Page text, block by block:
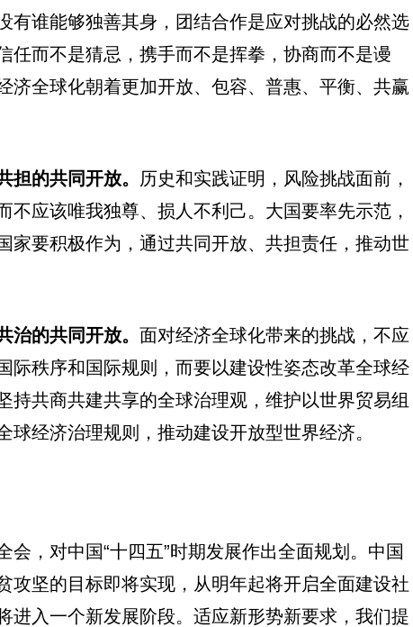
有谁能够独善其身，团结合作是应对挑战的必然选
任而不是猜忌，携手而不是挥拳，协商而不是谩
济全球化朝着更加开放、包容、普惠、平衡、共赢
的共同开放。 历史和实践证明，风险挑战面前，
不应该唯我独尊、损人不利己。大国要率先示范，
家要积极作为，通过共同开放、共担责任，推动世
的共同开放。 面对经济全球化带来的挑战，不应
际秩序和国际规则，而要以建设性姿态改革全球经
持共商共建共享的全球治理观，维护以世界贸易组
经济治理规则，推动建设开放型世界经济。
，对中国“十四五”时期发展作出全面规划。中国
攻坚的目标即将实现，从明年起将开启全面建设社
进入一个新发展阶段。适应新形势新要求，我们提